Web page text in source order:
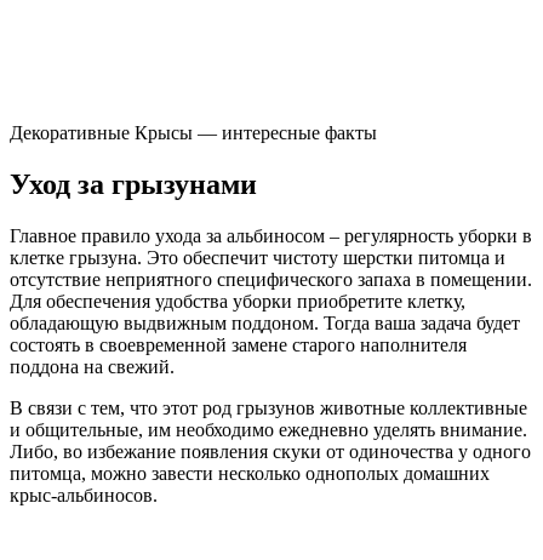
Декоративные Крысы — интересные факты
Уход за грызунами
Главное правило ухода за альбиносом – регулярность уборки в
клетке грызуна. Это обеспечит чистоту шерстки питомца и
отсутствие неприятного специфического запаха в помещении.
Для обеспечения удобства уборки приобретите клетку,
обладающую выдвижным поддоном. Тогда ваша задача будет
состоять в своевременной замене старого наполнителя
поддона на свежий.
В связи с тем, что этот род грызунов животные коллективные
и общительные, им необходимо ежедневно уделять внимание.
Либо, во избежание появления скуки от одиночества у одного
питомца, можно завести несколько однополых домашних
крыс-альбиносов.